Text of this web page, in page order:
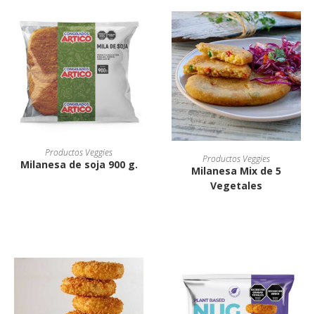
Productos Veggies
Milanesa de soja 900 g. Productos Veggies
Milanesa Mix de 5
Vegetales